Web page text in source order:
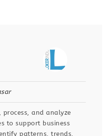
and analyze
to support business
patterns, trends,